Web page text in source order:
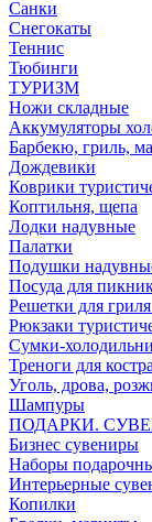
Санки
Снегокаты
Теннис
Тюбинги
ТУРИЗМ
Ножи складные
Аккумуляторы
Барбекю, гриль,
Дождевики
Коврики
Коптильня, щепа
Лодки надувные
Палатки
Подушки
Посуда для
Решетки для
Рюкзаки
Сумки-
Треноги для костра
Уголь, дрова,
Шампуры
ПОДАРКИ.
Бизнес сувениры
Наборы
Интерьерные
Копилки